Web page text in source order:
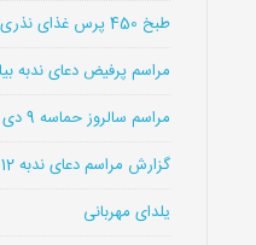
طبخ 450 پرس غذای نذری ( چلو جوجه )
مراسم پرفیض دعای ندبه
مراسم سالروز حماسه 9 دی
گزارش مراسم دعای ندبه 12 اذر
یلدای مهربانی